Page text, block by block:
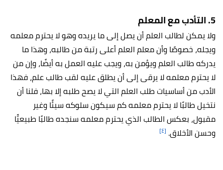
5. التأدب مع المعلم
ولا يمكن لطالب العلم أن يصل إلى ما يريده وهو لا يحترم معلمه
ويجله، خصوصًا وأن معلم العلم أعلى رتبة من طالبه، وهذا ما
يدركه طالب العلم ويؤمن به، ويجب عليه العمل به أيضًا، وإن من
لا يحترم معلمه لا يرقى إلى أن يطلق عليه لقب طالب علم، فهذا
الأدب من أساسيات طلب العلم التي لا يصح طلبه إلا بها، فلنا أن
نتخيل طالبًا لا يحترم معلمه كم سيكون سلوكه سيئًا وغير
مقبول، بعكس الطالب الذي يحترم معلمه سنجده طالبًا طبيعيًّا
وحسن الأخلاق. [٤]